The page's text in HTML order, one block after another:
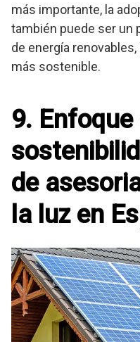
más importante, la
también puede ser un
de energía
más sostenible.
9. Enfoque
de
la luz en